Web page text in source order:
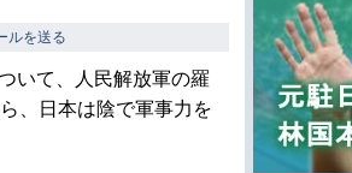
ルを送る
いて、人民解放軍の羅
、日本は陰で軍事力を